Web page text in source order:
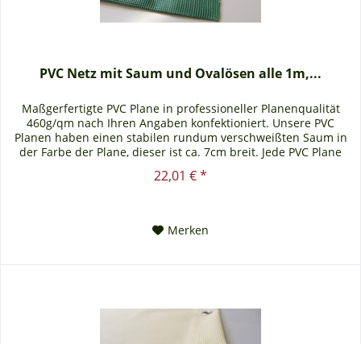
PVC Netz mit Saum und Ovalösen alle 1m,...
Maßgerfertigte PVC Plane in professioneller Planenqualität
460g/qm nach Ihren Angaben konfektioniert. Unsere PVC
Planen haben einen stabilen rundum verschweißten Saum in
der Farbe der Plane, dieser ist ca. 7cm breit. Jede PVC Plane
22,01 € *
Merken